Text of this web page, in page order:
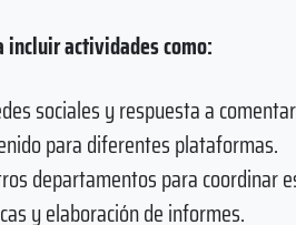
incluir actividades como:
sociales y respuesta a
para diferentes plataformas.
departamentos para coordinar
y elaboración de informes.